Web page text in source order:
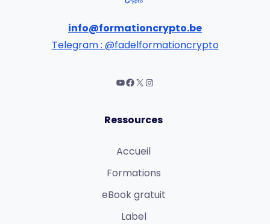
info@formationcrypto.be
Telegram : @fadelformationcrypto
Ressources
Accueil
Formations
eBook gratuit
Label